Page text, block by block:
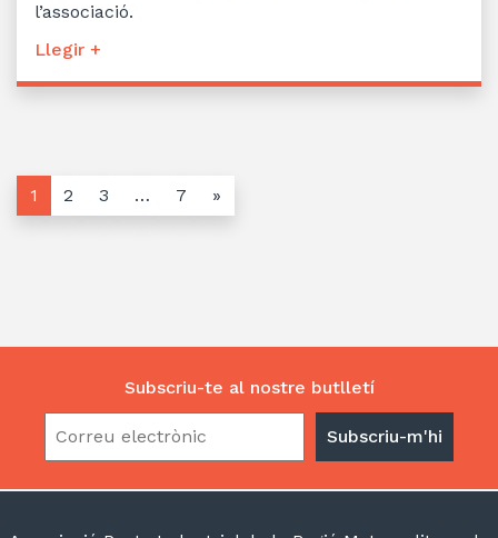
l’associació.
Llegir +
1 2 3 … 7 »
Subscriu-te al nostre butlletí